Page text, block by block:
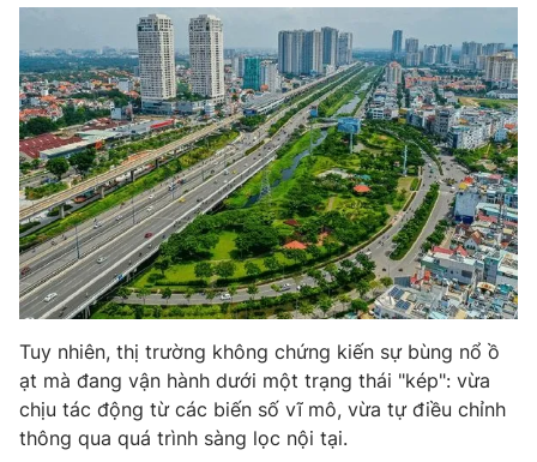
Câu chuyện quốc tế
Thị trường
Góc doanh nghiệp
Dữ liệu và đời sống
Truyền hình
Phim VTV
Hậu trường
Nhân vật
Khán giả
Giải sao mai
Giải trí
Điện ảnh
Âm nhạc
Sao
Đời sống
Du lịch
Làm đẹp
Chất lượng cuộc sống
Giáo dục
Tuyển sinh
Học trực tuyến
Công nghệ
Hitech Công nghệ tương lai
Giao lưu trực tuyến
Tuy nhiên, thị trường không chứng kiến sự bùng nổ ồ
ạt mà đang vận hành dưới một trạng thái "kép": vừa
chịu tác động từ các biến số vĩ mô, vừa tự điều chỉnh
thông qua quá trình sàng lọc nội tại.